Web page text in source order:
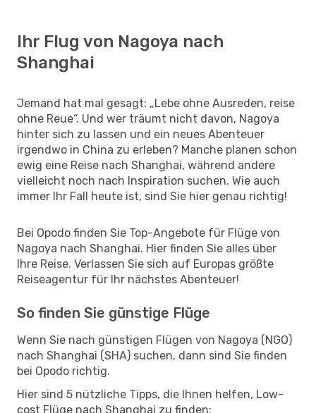
Ihr Flug von Nagoya nach
Shanghai
Jemand hat mal gesagt: „Lebe ohne Ausreden, reise
ohne Reue“. Und wer träumt nicht davon, Nagoya
hinter sich zu lassen und ein neues Abenteuer
irgendwo in China zu erleben? Manche planen schon
ewig eine Reise nach Shanghai, während andere
vielleicht noch nach Inspiration suchen. Wie auch
immer Ihr Fall heute ist, sind Sie hier genau richtig!
Bei Opodo finden Sie Top-Angebote für Flüge von
Nagoya nach Shanghai. Hier finden Sie alles über
Ihre Reise. Verlassen Sie sich auf Europas größte
Reiseagentur für Ihr nächstes Abenteuer!
So finden Sie günstige Flüge
Wenn Sie nach günstigen Flügen von Nagoya (NGO)
nach Shanghai (SHA) suchen, dann sind Sie finden
bei Opodo richtig.
Hier sind 5 nützliche Tipps, die Ihnen helfen, Low-
cost Flüge nach Shanghai zu finden: